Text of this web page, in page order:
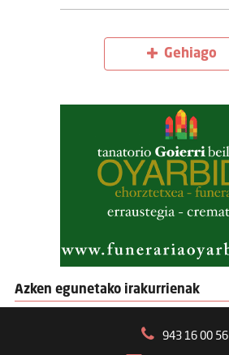
Gehiago
Azken egunetako irakurrienak
943 16 00 56